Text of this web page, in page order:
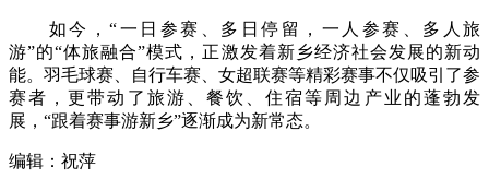
如今，“一日参赛、多日停留，一人参赛、多人旅
游”的“体旅融合”模式，正激发着新乡经济社会发展的新动
能。羽毛球赛、自行车赛、女超联赛等精彩赛事不仅吸引了参
赛者，更带动了旅游、餐饮、住宿等周边产业的蓬勃发
展，“跟着赛事游新乡”逐渐成为新常态。
编辑：祝萍